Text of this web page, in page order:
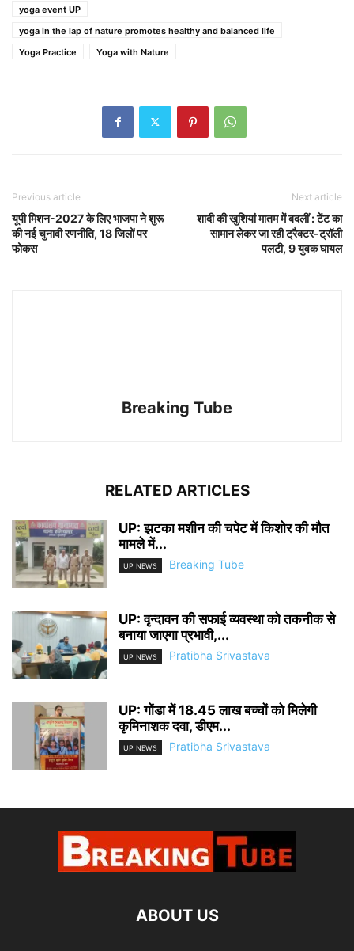
yoga event UP
yoga in the lap of nature promotes healthy and balanced life
Yoga Practice
Yoga with Nature
Previous article
यूपी मिशन-2027 के लिए भाजपा ने शुरू
की नई चुनावी रणनीति, 18 जिलों पर
फोकस
Next article
शादी की खुशियां मातम में बदलीं : टेंट का
सामान लेकर जा रही ट्रैक्टर-ट्रॉली
पलटी, 9 युवक घायल
Breaking Tube
RELATED ARTICLES
UP: झटका मशीन की चपेट में किशोर की मौत
मामले में...
UP NEWS Breaking Tube
UP: वृन्दावन की सफाई व्यवस्था को तकनीक से
बनाया जाएगा प्रभावी,...
UP NEWS Pratibha Srivastava
UP: गोंडा में 18.45 लाख बच्चों को मिलेगी
कृमिनाशक दवा, डीएम...
UP NEWS Pratibha Srivastava
ABOUT US